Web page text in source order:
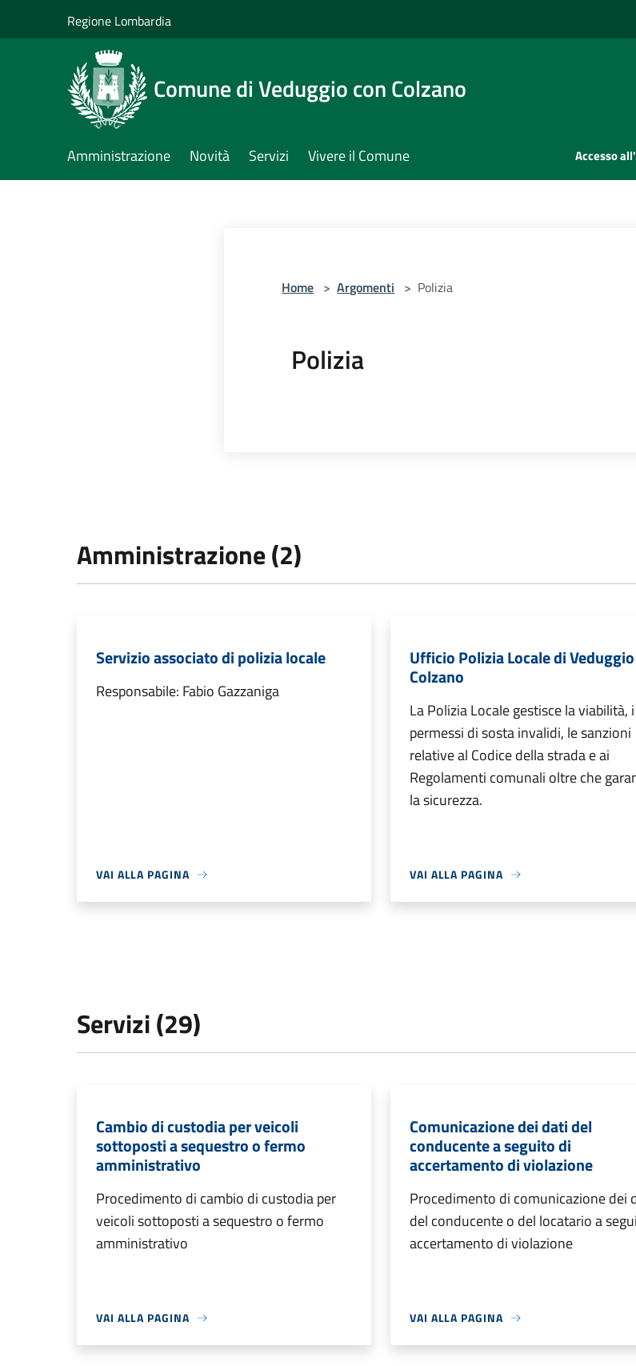
Regione Lombardia
Comune di Veduggio con Colzano
Amministrazione Novità Servizi Vivere il Comune Accesso
Home > Argomenti > Polizia
Polizia
Amministrazione (2)
Servizio associato di polizia locale
Responsabile: Fabio Gazzaniga
VAI ALLA PAGINA
Ufficio Polizia Locale di
Colzano
La Polizia Locale gestisce la viabilità, i
permessi di sosta invalidi, le sanzioni
relative al Codice della strada e ai
Regolamenti comunali oltre che
la sicurezza.
VAI ALLA PAGINA
Servizi (29)
Cambio di custodia per veicoli
sottoposti a sequestro o fermo
amministrativo
Procedimento di cambio di custodia per
veicoli sottoposti a sequestro o fermo
amministrativo
VAI ALLA PAGINA
Comunicazione dei dati del
conducente a seguito di
accertamento di violazione
Procedimento di comunicazione dei
del conducente o del locatario a
accertamento di violazione
VAI ALLA PAGINA